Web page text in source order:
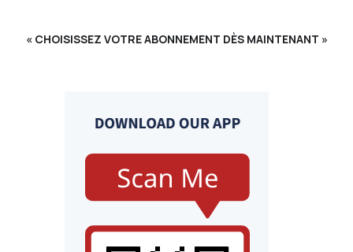
« CHOISISSEZ VOTRE ABONNEMENT DÈS MAINTENANT »